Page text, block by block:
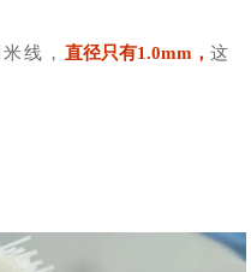
米线，直径只有1.0mm ，这